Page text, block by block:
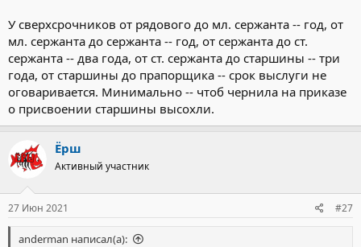
У сверхсрочников от рядового до мл. сержанта -- год, от
мл. сержанта до сержанта -- год, от сержанта до ст.
сержанта -- два года, от ст. сержанта до старшины -- три
года, от старшины до прапорщика -- срок выслуги не
оговаривается. Минимально -- чтоб чернила на приказе
о присвоении старшины высохли.
Ёрш
Активный участник
27 Июн 2021 #27
anderman написал(а):